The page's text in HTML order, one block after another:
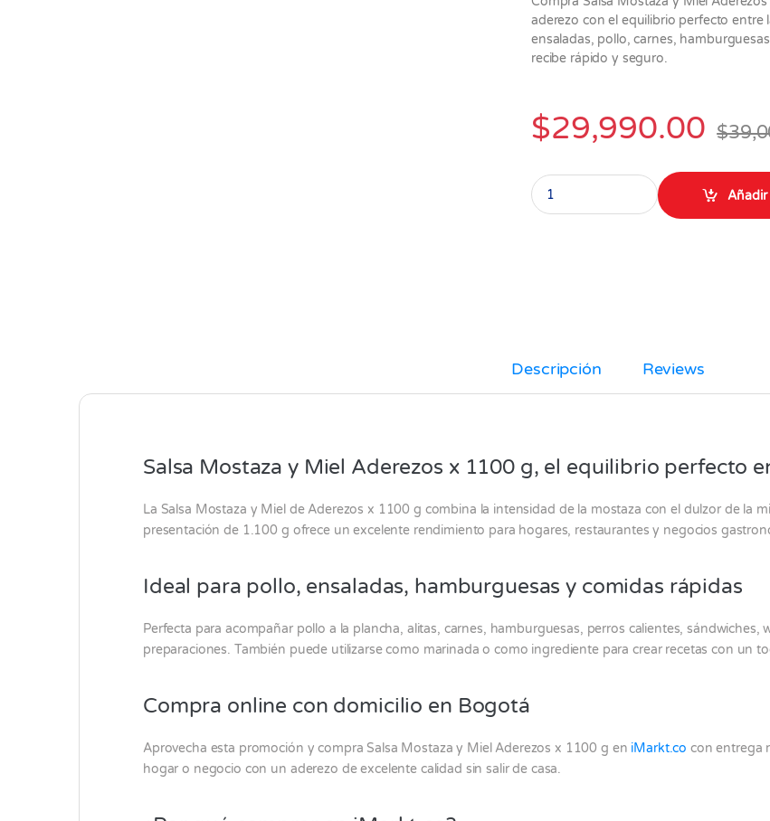
aderezo con el equilibrio perfecto entre
ensaladas, pollo, carnes,
recibe rápido y seguro.
$29,990.00 $
Salsa con Mostaza y Miel Aderezos x
Añadir
Descripción Reviews
Salsa Mostaza y Miel Aderezos x 1100 g, el equilibrio perfecto
La Salsa Mostaza y Miel de Aderezos x 1100 g combina la intensidad de la mostaza con el dulzor de la
presentación de 1.100 g ofrece un excelente rendimiento para hogares, restaurantes y negocios
Ideal para pollo, ensaladas, hamburguesas y comidas rápidas
Perfecta para acompañar pollo a la plancha, alitas, carnes, hamburguesas, perros calientes, sándwiches,
preparaciones. También puede utilizarse como marinada o como ingrediente para crear recetas con un
Compra online con domicilio en Bogotá
Aprovecha esta promoción y compra Salsa Mostaza y Miel Aderezos x 1100 g en iMarkt.co con entrega
hogar o negocio con un aderezo de excelente calidad sin salir de casa.